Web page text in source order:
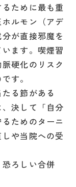
ために最も重
ルモン（アデ
が直接邪魔を
ます。喫煙習
硬化のリスク
す。
る節がある
決して「自分
ためのターニ
や当院への受
ろしい合併